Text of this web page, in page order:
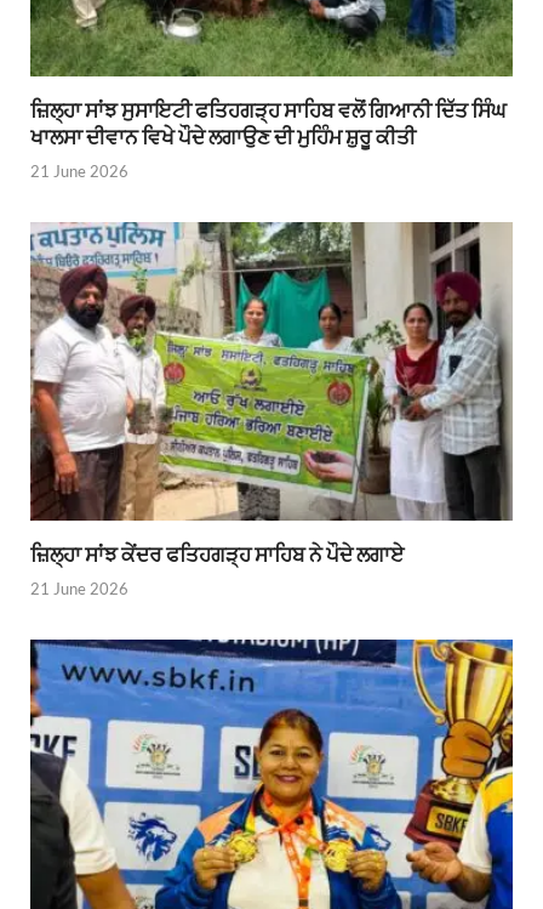
ਜ਼ਿਲ੍ਹਾ ਸਾਂਝ ਸੁਸਾਇਟੀ ਫਤਿਹਗੜ੍ਹ ਸਾਹਿਬ ਵਲੋਂ ਗਿਆਨੀ ਦਿੱਤ ਸਿੰਘ
ਖਾਲਸਾ ਦੀਵਾਨ ਵਿਖੇ ਪੌਦੇ ਲਗਾਉਣ ਦੀ ਮੁਹਿੰਮ ਸ਼ੁਰੂ ਕੀਤੀ
21 June 2026
ਜ਼ਿਲ੍ਹਾ ਸਾਂਝ ਕੇਂਦਰ ਫਤਿਹਗੜ੍ਹ ਸਾਹਿਬ ਨੇ ਪੌਦੇ ਲਗਾਏ
21 June 2026